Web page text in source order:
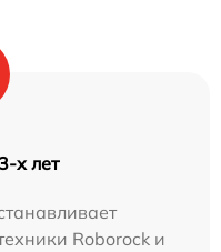
х лет
Roborock и